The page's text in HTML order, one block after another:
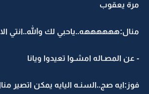
مرة يعقوب
منال:ههههههه..ياحبي لك والله..انتي
- عن المصـاله امشـوا تعيدوا ويانا
فوز:ايه صج..السنـه اليايه يمكن اتصير